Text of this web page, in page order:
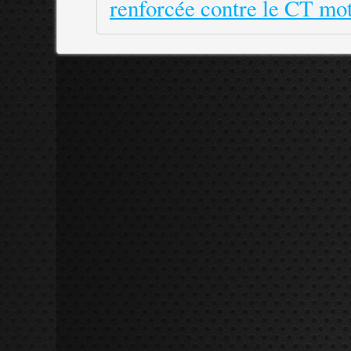
renforcée contre le CT